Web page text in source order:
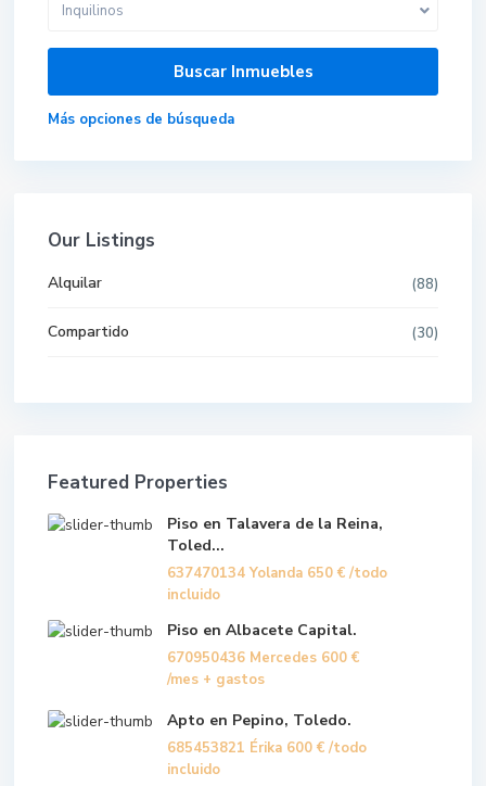
Inquilinos
Más opciones de búsqueda
Our Listings
Alquilar (88)
Compartido (30)
Featured Properties
Piso en Talavera de la Reina,
Toled...
637470134 Yolanda 650 € /todo
incluido
Piso en Albacete Capital.
670950436 Mercedes 600 €
/mes + gastos
Apto en Pepino, Toledo.
685453821 Érika 600 € /todo
incluido